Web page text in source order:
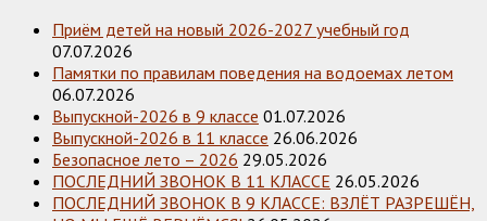
Приём детей на новый 2026-2027 учебный год
07.07.2026
Памятки по правилам поведения на водоемах летом
06.07.2026
Выпускной-2026 в 9 классе 01.07.2026
Выпускной-2026 в 11 классе 26.06.2026
Безопасное лето – 2026 29.05.2026
ПОСЛЕДНИЙ ЗВОНОК В 11 КЛАССЕ 26.05.2026
ПОСЛЕДНИЙ ЗВОНОК В 9 КЛАССЕ: ВЗЛЁТ РАЗРЕШЁН,